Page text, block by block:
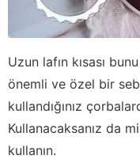
Uzun lafın kısası
önemli ve özel bir
kullandığınız
Kullanacaksanız da
kullanın.